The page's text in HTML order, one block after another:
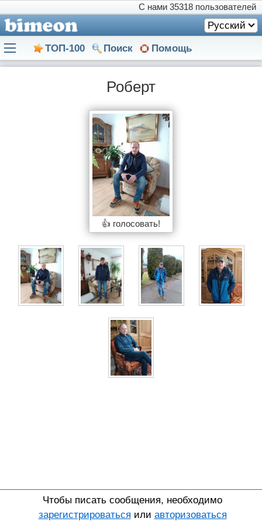
С нами 35318 пользователей
Русский
ТОП-100 Поиск Помощь
Роберт
👍 голосовать!
Чтобы писать сообщения, необходимо
зарегистрироваться или авторизоваться